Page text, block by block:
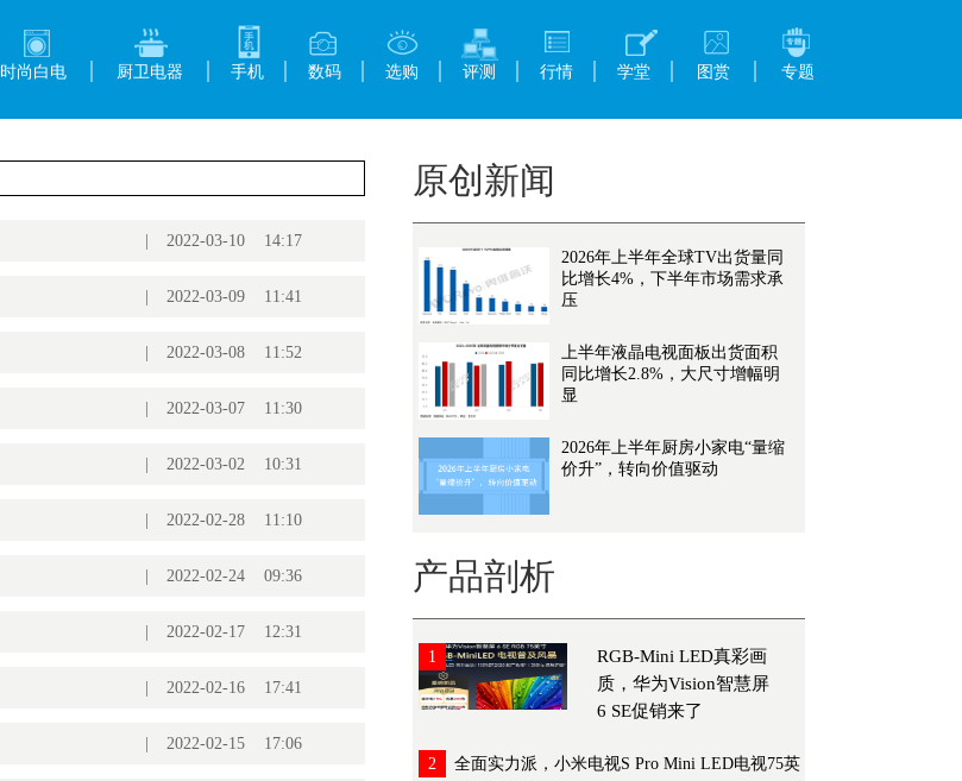
时尚白电 厨卫电器 手机 数码 选购 评测 行情 学堂 图赏 专题
2022-03-10 14:17
2022-03-09 11:41
2022-03-08 11:52
2022-03-07 11:30
2022-03-02 10:31
2022-02-28 11:10
2022-02-24 09:36
2022-02-17 12:31
2022-02-16 17:41
2022-02-15 17:06
原创新闻
2026年上半年全球TV出货量同
比增长4%，下半年市场需求承
压
上半年液晶电视面板出货面积
同比增长2.8%，大尺寸增幅明
显
2026年上半年厨房小家电“量缩
价升”，转向价值驱动
产品剖析
1
RGB-Mini LED真彩画
质，华为Vision智慧屏
6 SE促销来了
2
全面实力派，小米电视S Pro Mini LED电视75英